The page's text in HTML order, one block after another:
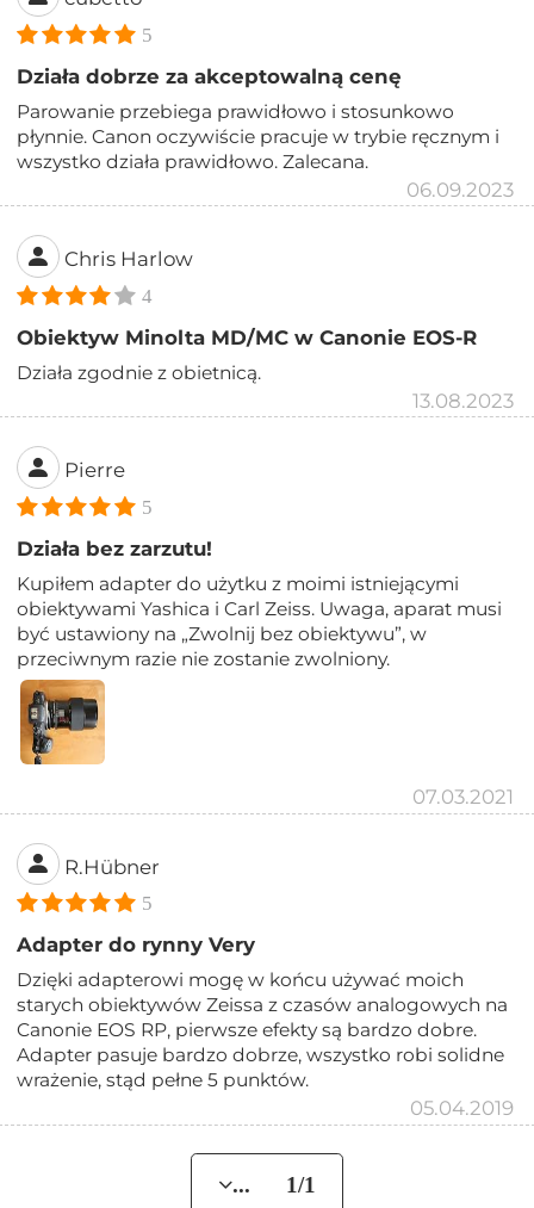
5
Działa dobrze za akceptowalną cenę
Parowanie przebiega prawidłowo i stosunkowo
płynnie. Canon oczywiście pracuje w trybie ręcznym i
wszystko działa prawidłowo. Zalecana.
06.09.2023
Chris Harlow
4
Obiektyw Minolta MD/MC w Canonie EOS-R
Działa zgodnie z obietnicą.
13.08.2023
Pierre
5
Działa bez zarzutu!
Kupiłem adapter do użytku z moimi istniejącymi
obiektywami Yashica i Carl Zeiss. Uwaga, aparat musi
być ustawiony na „Zwolnij bez obiektywu”, w
przeciwnym razie nie zostanie zwolniony.
07.03.2021
R.Hübner
5
Adapter do rynny Very
Dzięki adapterowi mogę w końcu używać moich
starych obiektywów Zeissa z czasów analogowych na
Canonie EOS RP, pierwsze efekty są bardzo dobre.
Adapter pasuje bardzo dobrze, wszystko robi solidne
wrażenie, stąd pełne 5 punktów.
05.04.2019
... 1/1